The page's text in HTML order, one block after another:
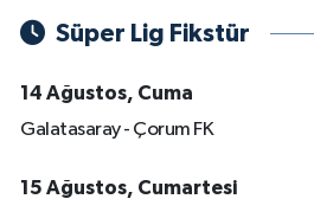
Süper Lig Fikstür
14 Ağustos, Cuma
Galatasaray - Çorum FK
15 Ağustos, Cumartesi